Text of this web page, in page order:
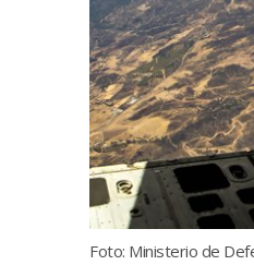
Foto: Ministerio de